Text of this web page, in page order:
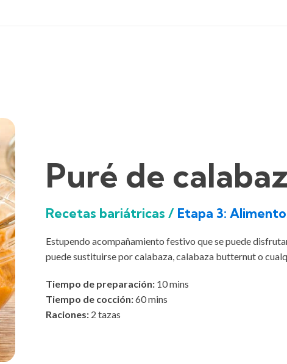
Puré de
Recetas bariátricas / Etapa 3:
Estupendo acompañamiento festivo que se puede
puede sustituirse por calabaza, calabaza butternut o
Tiempo de preparación: 10mins
Tiempo de cocción:60mins
Raciones: 2 tazas